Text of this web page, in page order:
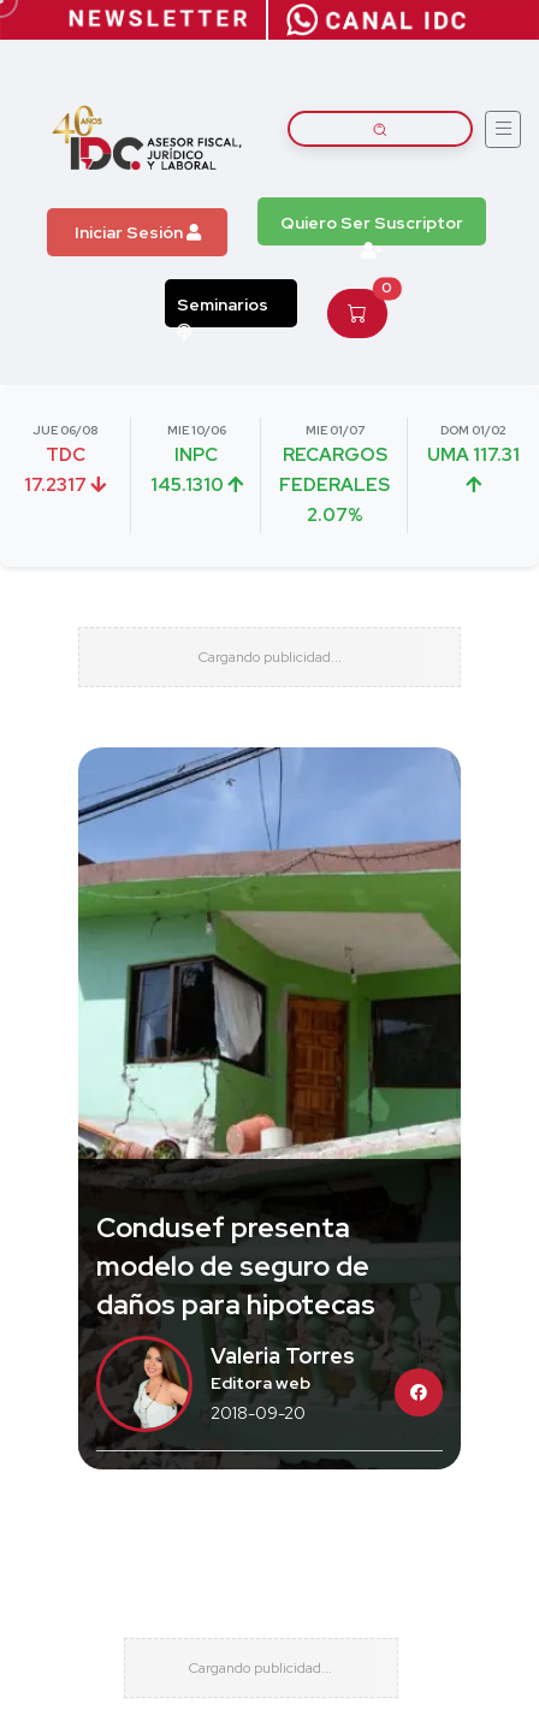
Iniciar Sesión Quiero Ser Suscriptor
Seminarios
0
JUE 06/08
TDC
17.2317
MIE 10/06
INPC
145.1310
MIE 01/07
RECARGOS
FEDERALES
2.07%
DOM 01/02
UMA 117.31
Condusef presenta
modelo de seguro de
daños para hipotecas
Valeria Torres
Editora web
2018-09-20